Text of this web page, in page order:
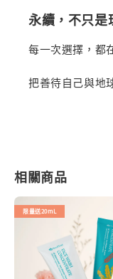
永續，不只是
每一次選擇，都
把善待自己與地
相關商品
限量送20mL